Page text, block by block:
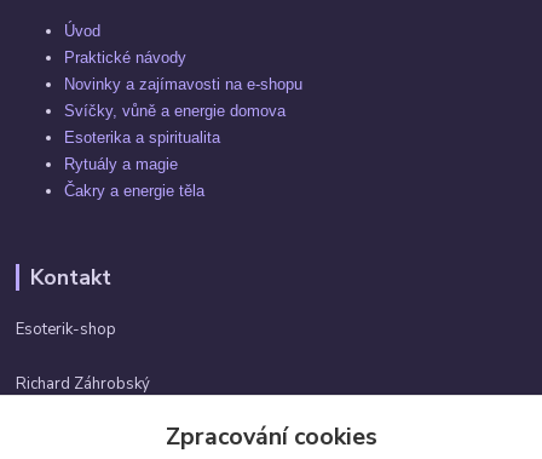
Úvod
Praktické návody
Novinky a zajímavosti na e-shopu
Svíčky, vůně a energie domova
Esoterika a spiritualita
Rytuály a magie
Čakry a energie těla
Kontakt
Esoterik-shop
Richard Záhrobský
Zpracování cookies